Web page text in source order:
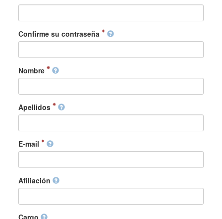
Confirme su contraseña
Nombre
Apellidos
E-mail
Afiliación
Cargo